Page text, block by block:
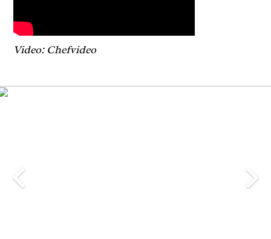
Video: Chefvideo